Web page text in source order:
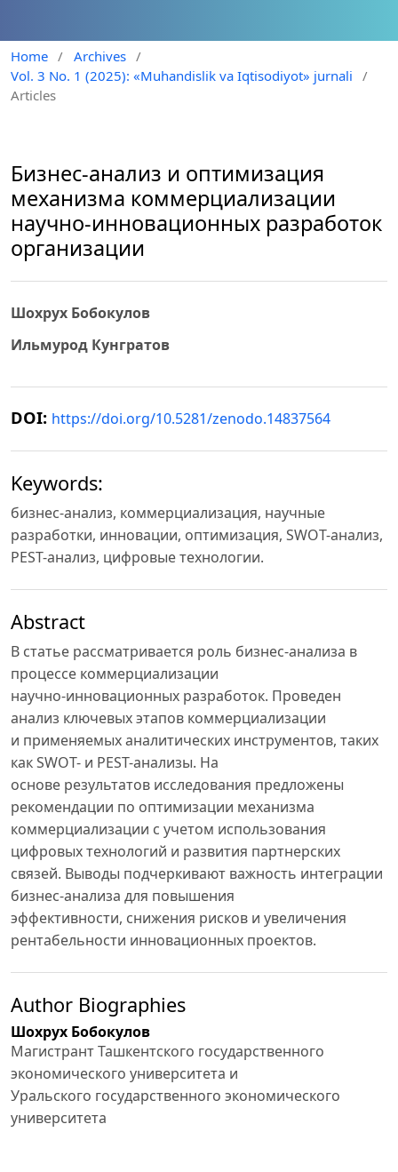
Home / Archives /
Vol. 3 No. 1 (2025): «Muhandislik va Iqtisodiyot» jurnali
/
Articles
Бизнес-анализ и оптимизация
механизма коммерциализации
научно-инновационных разработок
организации
Шохрух Бобокулов
Ильмурод Кунгратов
DOI: https://doi.org/10.5281/zenodo.14837564
Keywords:
бизнес-анализ, коммерциализация, научные
разработки, инновации, оптимизация, SWOT-анализ,
PEST-анализ, цифровые технологии.
Abstract
В статье рассматривается роль бизнес-анализа в
процессе коммерциализации
научно-инновационных разработок. Проведен
анализ ключевых этапов коммерциализации
и применяемых аналитических инструментов, таких
как SWOT- и PEST-анализы. На
основе результатов исследования предложены
рекомендации по оптимизации механизма
коммерциализации с учетом использования
цифровых технологий и развития партнерских
связей. Выводы подчеркивают важность интеграции
бизнес-анализа для повышения
эффективности, снижения рисков и увеличения
рентабельности инновационных проектов.
Author Biographies
Шохрух Бобокулов
Магистрант Ташкентского государственного
экономического университета и
Уральского государственного экономического
университета